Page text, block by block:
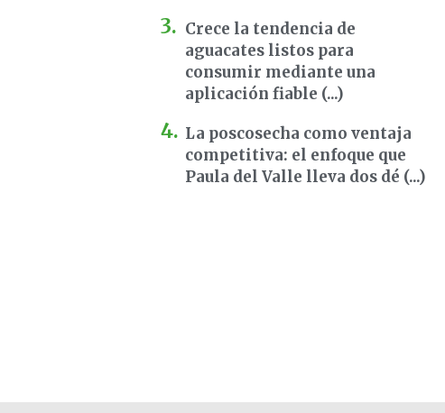
Crece la tendencia de
aguacates listos para
consumir mediante una
aplicación fiable (...)
La poscosecha como ventaja
competitiva: el enfoque que
Paula del Valle lleva dos dé (...)